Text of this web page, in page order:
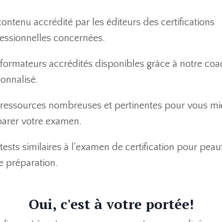
accrédité par les éditeurs des certifications
concernées.
accrédités disponibles grâce à notre
nombreuses et pertinentes pour vous
votre examen.
similaires à l'examen de certification pour
préparation.
Oui, c'est à votre portée!